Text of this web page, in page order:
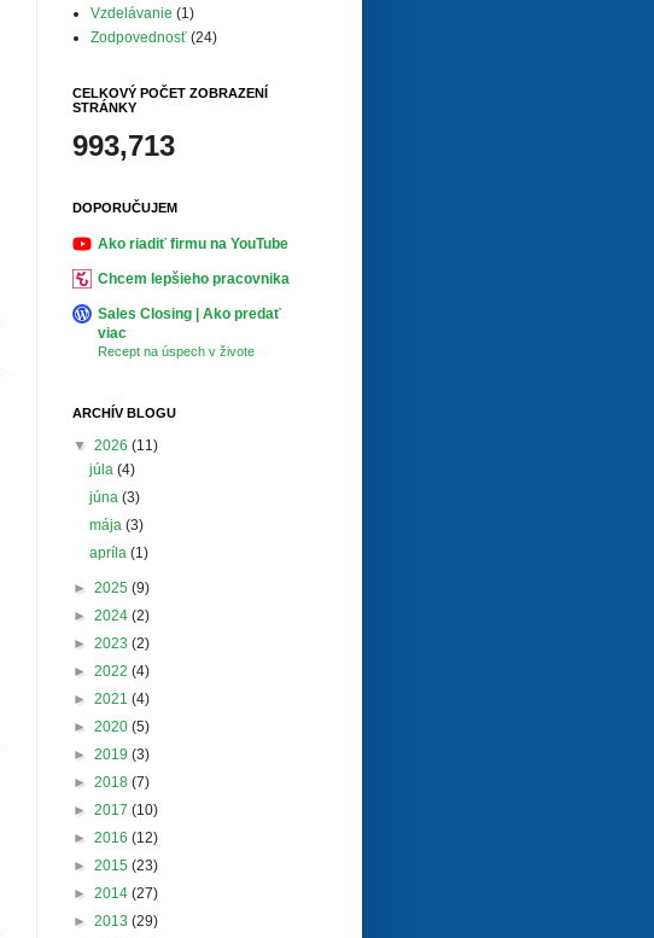
Vzdelávanie (1)
Zodpovednosť (24)
CELKOVÝ POČET ZOBRAZENÍ
STRÁNKY
993,713
DOPORUČUJEM
Ako riadiť firmu na YouTube
Chcem lepšieho pracovnika
Sales Closing | Ako predať
viac
Recept na úspech v živote
ARCHÍV BLOGU
▼ 2026 (11)
júla(4)
júna(3)
mája(3)
apríla(1)
► 2025 (9)
► 2024 (2)
► 2023 (2)
► 2022 (4)
► 2021 (4)
► 2020 (5)
► 2019 (3)
► 2018 (7)
► 2017 (10)
► 2016 (12)
► 2015 (23)
► 2014 (27)
► 2013 (29)